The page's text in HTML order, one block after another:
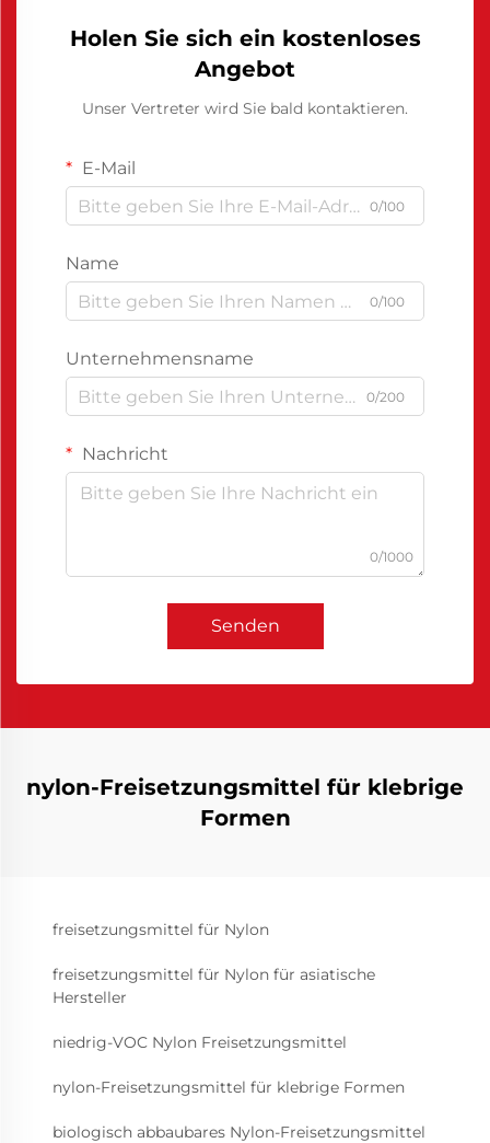
Holen Sie sich ein kostenloses
Angebot
Unser Vertreter wird Sie bald kontaktieren.
E-Mail
0/100
Name
0/100
Unternehmensname
0/200
Nachricht
0/1000
Senden
nylon-Freisetzungsmittel für klebrige
Formen
freisetzungsmittel für Nylon
freisetzungsmittel für Nylon für asiatische
Hersteller
niedrig-VOC Nylon Freisetzungsmittel
nylon-Freisetzungsmittel für klebrige Formen
biologisch abbaubares Nylon-Freisetzungsmittel